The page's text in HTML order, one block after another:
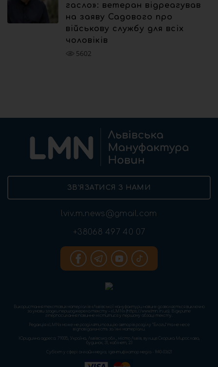
гасло»: ветеран відреагував
на заяву Садового про
військову службу для всіх
чоловіків
5602
ЗВ’ЯЗАТИСЯ З НАМИ
lviv.m.news@gmail.com
+38068 497 40 07
Використання текстових матеріалів «Львівської мануфактури новин» дозволяється виключно
за умови згадки першоджерела тексту – «LMN» (https://www.lmn.in.ua). Відкрите
гіперпосилання повинне міститися у першому абзаці тексту.
Редакція «LMN» може не розділяти позицію авторів розділу “Блоги” та не несе
відповідальність за їхні матеріали.
Юридична адреса: 79005, Україна, Львівська обл., місто Львів, вулиця Скорика Мирослава,
будинок, 31, кабінет, 23
Cуб'єкт у сфері онлайн-медіа; ідентифікатор медіа - R40-03621